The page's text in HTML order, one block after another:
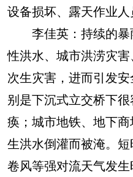
设备损坏、露天作业人
李佳英： 持续的
性洪水、城市洪涝灾
次生灾害，进而引发
别是下沉式立交桥下
痪；城市地铁、地下
生洪水倒灌而被淹。
卷风等强对流天气发